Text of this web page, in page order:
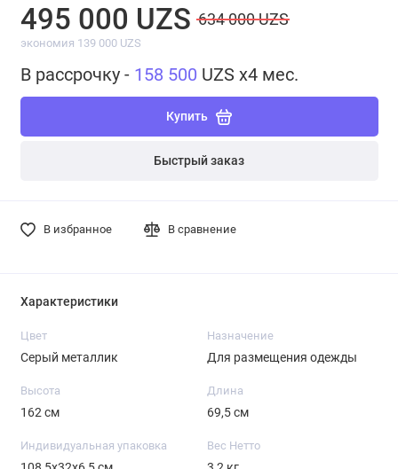
495 000 UZS 634 000 UZS
экономия 139 000 UZS
В рассрочку - 158 500 UZS x4 мес.
Купить
Быстрый заказ
В избранное В сравнение
Характеристики
Цвет
Серый металлик
Назначение
Для размещения одежды
Высота
162 см
Длина
69,5 см
Индивидуальная упаковка Вес Нетто